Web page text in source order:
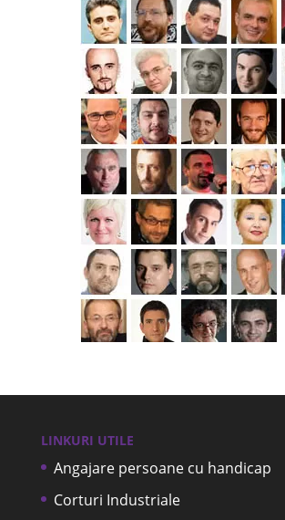
LINKURI UTILE
Angajare persoane cu handicap
Corturi Industriale